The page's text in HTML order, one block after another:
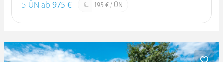
5 ÜN ab 975 € 195 € / ÜN